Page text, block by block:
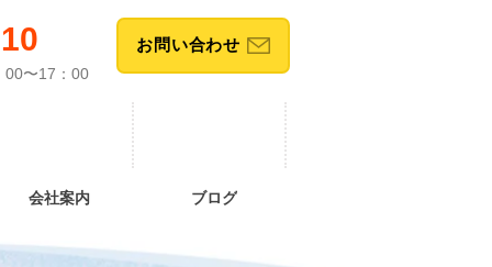
00〜17：00
お問い合わせ
会社案内 ブログ